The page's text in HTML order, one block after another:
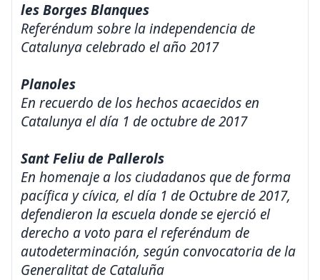
les Borges Blanques
Referéndum sobre la independencia de
Catalunya celebrado el año 2017
Planoles
En recuerdo de los hechos acaecidos en
Catalunya el día 1 de octubre de 2017
Sant Feliu de Pallerols
En homenaje a los ciudadanos que de forma
pacífica y cívica, el día 1 de Octubre de 2017,
defendieron la escuela donde se ejerció el
derecho a voto para el referéndum de
autodeterminación, según convocatoria de la
Generalitat de Cataluña